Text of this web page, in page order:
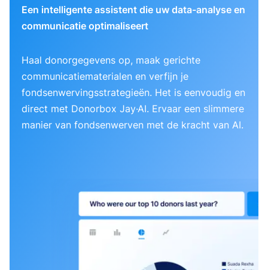
Een intelligente assistent die uw data-analyse en
communicatie optimaliseert
Haal donorgegevens op, maak gerichte
communicatiematerialen en verfijn je
fondsenwervingsstrategieën. Het is eenvoudig en
direct met Donorbox Jay·AI. Ervaar een slimmere
manier van fondsenwerven met de kracht van AI.